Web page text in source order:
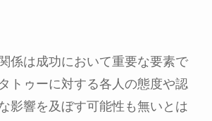
係は成功において重要な要素で
トゥーに対する各人の態度や認
影響を及ぼす可能性も無いとは